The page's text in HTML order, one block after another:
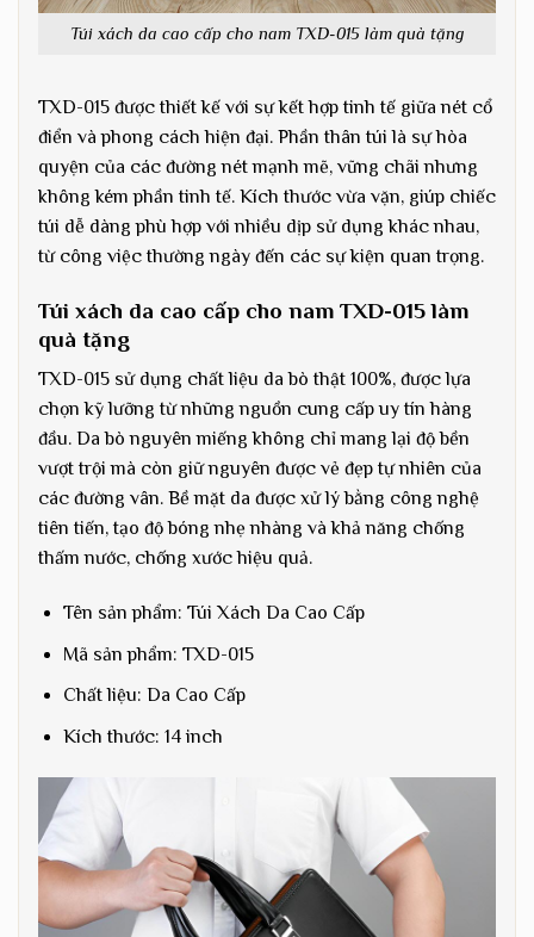
Túi xách da cao cấp cho nam TXD-015 làm quà tặng
TXD-015 được thiết kế với sự kết hợp tinh tế giữa nét cổ
điển và phong cách hiện đại. Phần thân túi là sự hòa
quyện của các đường nét mạnh mẽ, vững chãi nhưng
không kém phần tinh tế. Kích thước vừa vặn, giúp chiếc
túi dễ dàng phù hợp với nhiều dịp sử dụng khác nhau,
từ công việc thường ngày đến các sự kiện quan trọng.
Túi xách da cao cấp cho nam TXD-015 làm
quà tặng
TXD-015 sử dụng chất liệu da bò thật 100%, được lựa
chọn kỹ lưỡng từ những nguồn cung cấp uy tín hàng
đầu. Da bò nguyên miếng không chỉ mang lại độ bền
vượt trội mà còn giữ nguyên được vẻ đẹp tự nhiên của
các đường vân. Bề mặt da được xử lý bằng công nghệ
tiên tiến, tạo độ bóng nhẹ nhàng và khả năng chống
thấm nước, chống xước hiệu quả.
Tên sản phẩm: Túi Xách Da Cao Cấp
Mã sản phẩm: TXD-015
Chất liệu: Da Cao Cấp
Kích thước: 14 inch